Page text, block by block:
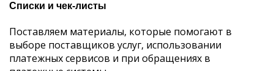
Списки и чек-листы
Поставляем материалы, которые помогают в
выборе поставщиков услуг, использовании
платежных сервисов и при обращениях в